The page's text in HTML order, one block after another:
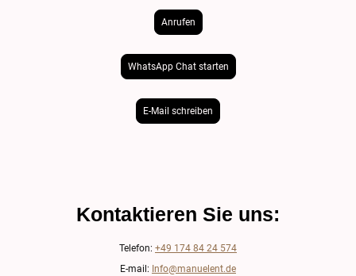
Anrufen
WhatsApp Chat starten
E-Mail schreiben
Kontaktieren Sie uns:
Telefon: +49 174 84 24 574
E-mail: Info@manuelent.de